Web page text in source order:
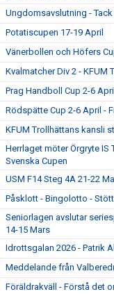
Ungdomsavslutning -
Potatiscupen 17-19 April
Vänerbollen och Höfers
Kvalmatcher Div 2 - KFUM
Prag Handboll Cup 2-6
Rödspätte Cup 2-6 April -
KFUM Trollhättans kansli
Herrlaget möter Örgryte IS
Svenska Cupen
USM F14 Steg 4A 21-22
Påsklott - Bingolotto -
Seniorlagen avslutar
14-15 Mars
Idrottsgalan 2026 - Patrik
Meddelande från
Föräldrakväll - Förstå det